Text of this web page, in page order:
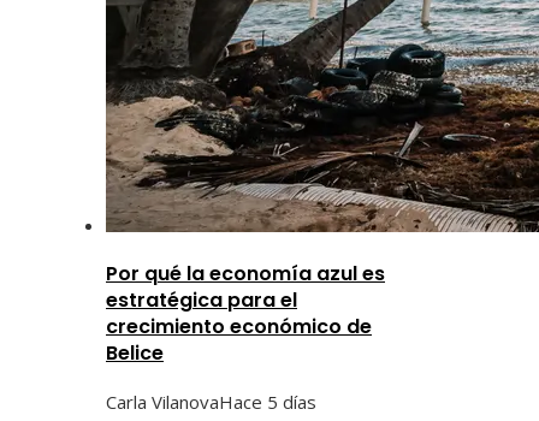
Por qué la economía azul es
estratégica para el
crecimiento económico de
Belice
Carla VilanovaHace 5 días